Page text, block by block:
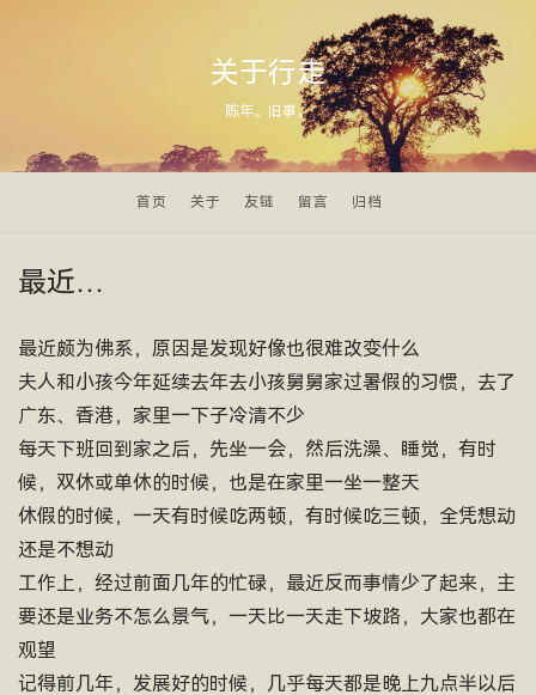
关于行走
陈年。旧事。
首页 关于 友链 留言 归档
最近…
最近颇为佛系，原因是发现好像也很难改变什么
夫人和小孩今年延续去年去小孩舅舅家过暑假的习惯，去了
广东、香港，家里一下子冷清不少
每天下班回到家之后，先坐一会，然后洗澡、睡觉，有时
候，双休或单休的时候，也是在家里一坐一整天
休假的时候，一天有时候吃两顿，有时候吃三顿，全凭想动
还是不想动
工作上，经过前面几年的忙碌，最近反而事情少了起来，主
要还是业务不怎么景气，一天比一天走下坡路，大家也都在
观望
记得前几年，发展好的时候，几乎每天都是晚上九点半以后